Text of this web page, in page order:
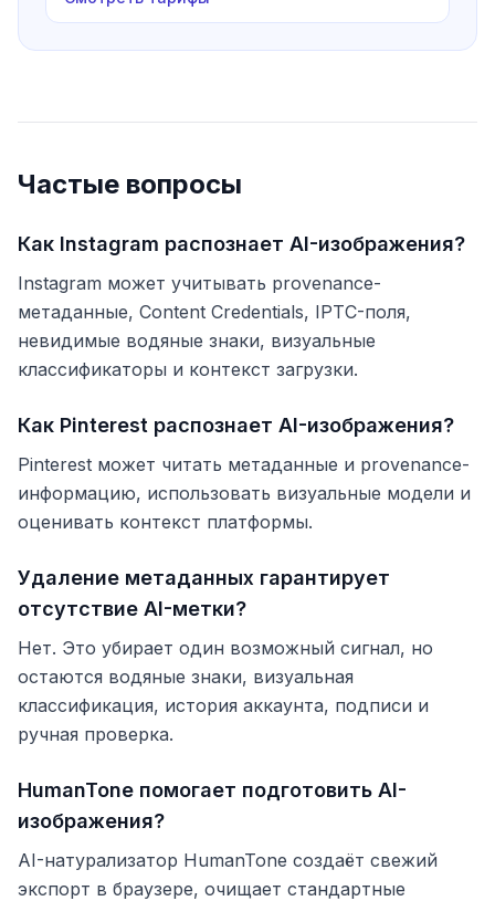
Частые вопросы
Как Instagram распознает AI-изображения?
Instagram может учитывать provenance-
метаданные, Content Credentials, IPTC-поля,
невидимые водяные знаки, визуальные
классификаторы и контекст загрузки.
Как Pinterest распознает AI-изображения?
Pinterest может читать метаданные и provenance-
информацию, использовать визуальные модели и
оценивать контекст платформы.
Удаление метаданных гарантирует
отсутствие AI-метки?
Нет. Это убирает один возможный сигнал, но
остаются водяные знаки, визуальная
классификация, история аккаунта, подписи и
ручная проверка.
HumanTone помогает подготовить AI-
изображения?
AI-натурализатор HumanTone создаёт свежий
экспорт в браузере, очищает стандартные